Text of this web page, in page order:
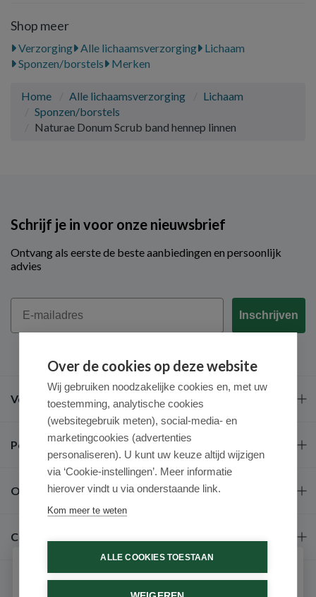
Shop meer
Verzorging Alle lichaamsverzorging
Lichaam
Sponzen/borstels
Merken
Home Alle lichaamsverzorging
Lichaam
Sponzen/borstels
Naturae Donum Scrub band hennep linnen
Schrijf je in voor onze nieuwsbrief
Ontvang als eerste de beste aanbiedingen en persoonlijk
advies
Email
Inschrijven
Veel gestelde vragen
Populaire merken
Over ons
Contact
Over de cookies op deze website
Wij gebruiken noodzakelijke cookies en, met uw
toestemming, analytische cookies
(websitegebruik meten), social-media- en
marketingcookies (advertenties
personaliseren). U kunt uw keuze altijd wijzigen
via ‘Cookie-instellingen’. Meer informatie
hierover vindt u via onderstaande link.
Kom meer te weten
ALLE COOKIES TOESTAAN
Schrijf je in voor onze nieuwsbrief